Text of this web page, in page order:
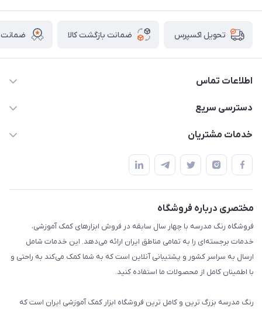
تحویل اکسپرس ضمانت بازگشت کالا ضمانت
اطلاعات تماس
02136781755
دسترسی سریع
پلنر و دفتر
استایل معلم و دانش آموز
بازی و نمایش
تزئین کلاس
طرح های تشویقی
گیفت ها و جوایز
سایر محصولات
خدمات مشتریان
قوانین و مقررات
حریم خصوصی
مختصری درباره فروشگاه
فروشگاه رنگ مدرسه با چهار سال سابقه در فروش ابزارهای کمک آموزشی،
خدمات برجسته‌ای را به تمامی مناطق ایران ارائه می‌دهد. این خدمات شامل
ارسال به سراسر کشور و پشتیبانی آنلاین است که به شما کمک می‌کند به راحتی و
با اطمینان کامل از محصولات ما استفاده کنید.
رنگ مدرسه بزرگ ترین و کامل ترین فروشگاه ابزار کمک آموزشی ایران است که